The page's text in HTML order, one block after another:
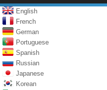
English
French
German
Portuguese
Spanish
Russian
Japanese
Korean